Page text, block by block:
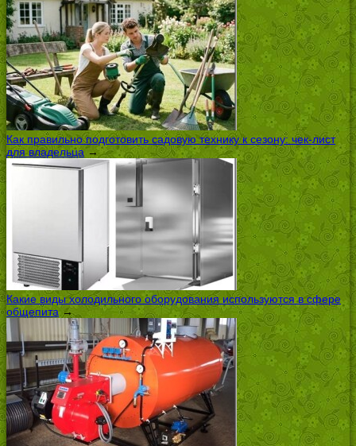
Как правильно подготовить садовую технику к сезону: чек-лист
для владельца→
Какие виды холодильного оборудования используются в сфере
общепита →